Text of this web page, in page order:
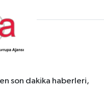
son dakika haberleri,